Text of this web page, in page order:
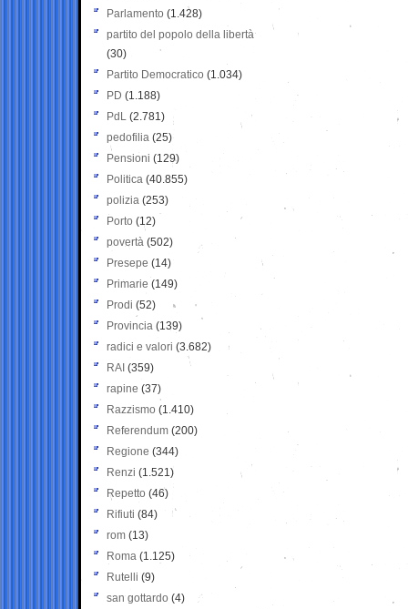
Parlamento (1.428)
partito del popolo della libertà
(30)
Partito Democratico (1.034)
PD (1.188)
PdL (2.781)
pedofilia (25)
Pensioni (129)
Politica (40.855)
polizia (253)
Porto (12)
povertà (502)
Presepe (14)
Primarie (149)
Prodi (52)
Provincia (139)
radici e valori (3.682)
RAI (359)
rapine (37)
Razzismo (1.410)
Referendum (200)
Regione (344)
Renzi (1.521)
Repetto (46)
Rifiuti (84)
rom (13)
Roma (1.125)
Rutelli (9)
san gottardo (4)